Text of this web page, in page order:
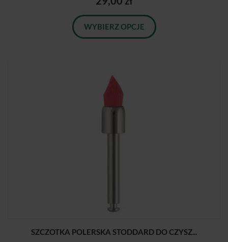
WYBIERZ OPCJE
SZCZOTKA POLERSKA STODDARD DO CZYSZ...